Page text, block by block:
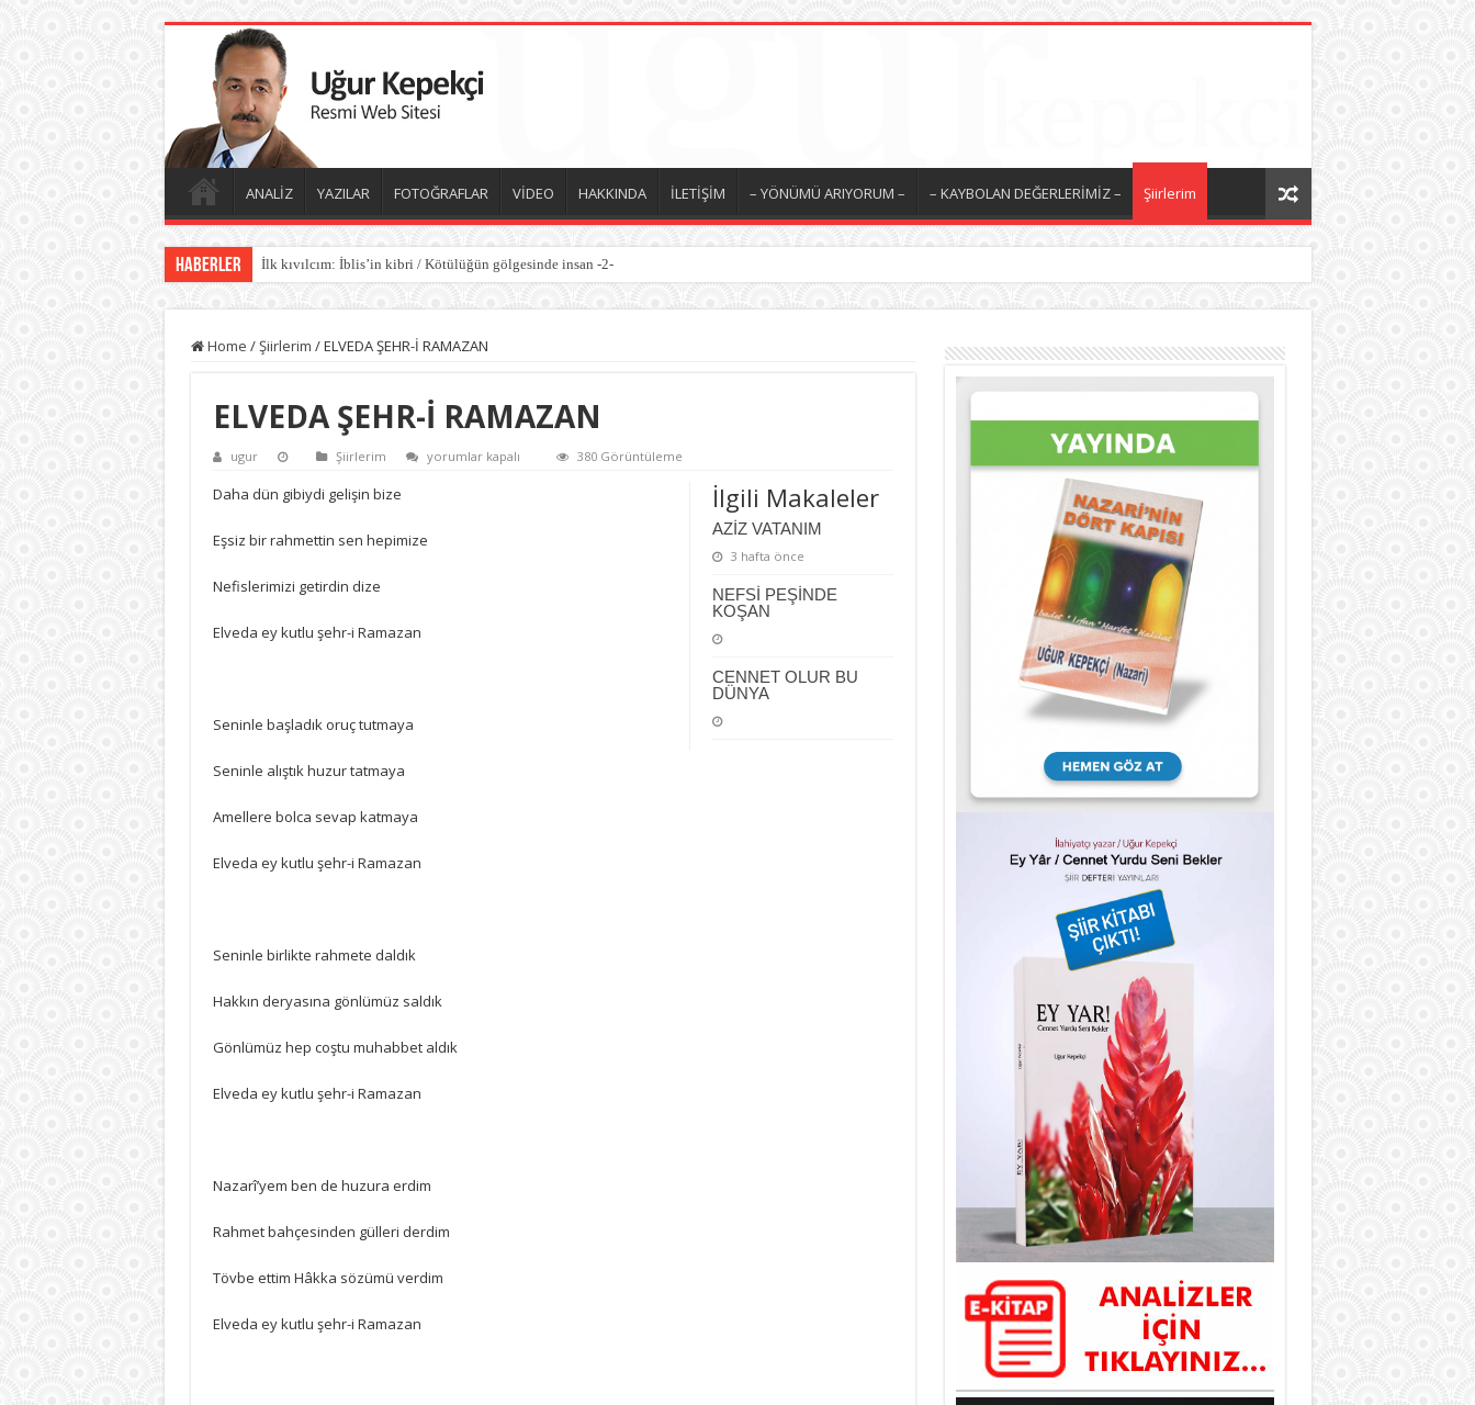
ANALİZ YAZILAR FOTOĞRAFLAR VİDEO HAKKINDA İLETİŞİM – YÖNÜMÜ ARIYORUM – – KAYBOLAN DEĞERLERİMİZ – Şiirlerim
Haberler İlk kıvılcım: İblis’in kibri / Kötülüğün gölgesinde insan -2-
Home /Şiirlerim /ELVEDA ŞEHR-İ RAMAZAN
ELVEDA ŞEHR-İ RAMAZAN
ugur Şiirlerim
ELVEDA
yorumlar kapalı 380 Görüntüleme
İlgili Makaleler
AZİZ VATANIM
3 hafta önce
NEFSİ PEŞİNDE
KOŞAN
CENNET OLUR BU
DÜNYA
Daha dün gibiydi gelişin bize
Eşsiz bir rahmettin sen hepimize
Nefislerimizi getirdin dize
Elveda ey kutlu şehr-i Ramazan
Seninle başladık oruç tutmaya
Seninle alıştık huzur tatmaya
Amellere bolca sevap katmaya
Elveda ey kutlu şehr-i Ramazan
Seninle birlikte rahmete daldık
Hakkın deryasına gönlümüz saldık
Gönlümüz hep coştu muhabbet aldık
Elveda ey kutlu şehr-i Ramazan
Nazarî’yem ben de huzura erdim
Rahmet bahçesinden gülleri derdim
Tövbe ettim Hâkka sözümü verdim
Elveda ey kutlu şehr-i Ramazan